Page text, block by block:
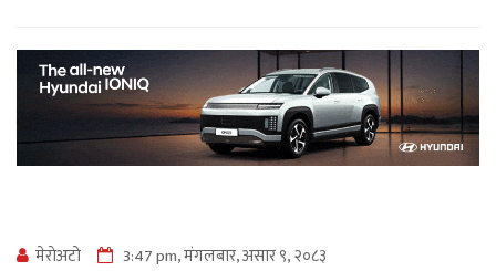
मेराेअटाे 3:47 pm, मंगलबार, असार ९, २०८३